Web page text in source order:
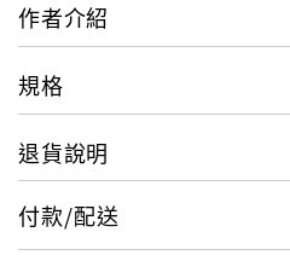
作者介紹
規格
退貨說明
付款/配送